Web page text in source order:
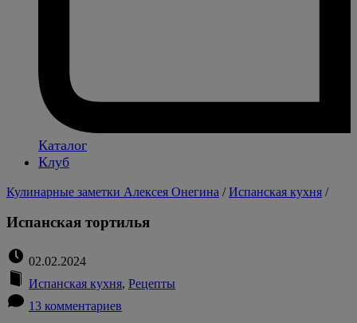
Каталог
Клуб
Кулинарные заметки Алексея Онегина /Испанская кухня /
Испанская тортилья
02.02.2024
Испанская кухня, Рецепты
13 комментариев